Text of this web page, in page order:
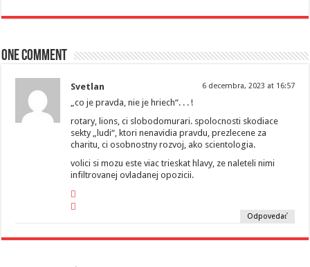
One comment
Svetlan 6 decembra, 2023 at 16:57
„co je pravda, nie je hriech“. . . !
rotary, lions, ci slobodomurari. spolocnosti skodiace
sekty „ludi“, ktori nenavidia pravdu, prezlecene za
charitu, ci osobnostny rozvoj, ako scientologia.
volici si mozu este viac trieskat hlavy, ze naleteli nimi
infiltrovanej ovladanej opozicii.
Odpovedať